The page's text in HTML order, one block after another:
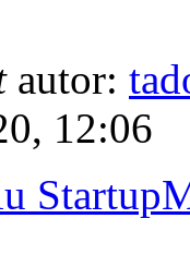
autor:
12:06